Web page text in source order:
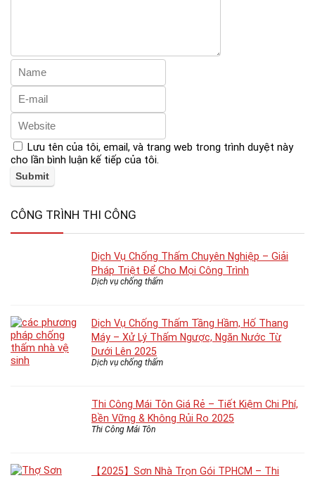
Lưu tên của tôi, email, và trang web trong trình duyệt này
cho lần bình luận kế tiếp của tôi.
CÔNG TRÌNH THI CÔNG
Dịch Vụ Chống Thấm Chuyên Nghiệp – Giải
Pháp Triệt Để Cho Mọi Công Trình
Dịch vụ chống thấm
Dịch Vụ Chống Thấm Tầng Hầm, Hố Thang
Máy – Xử Lý Thấm Ngược, Ngăn Nước Từ
Dưới Lên 2025
Dịch vụ chống thấm
Thi Công Mái Tôn Giá Rẻ – Tiết Kiệm Chi Phí,
Bền Vững & Không Rủi Ro 2025
Thi Công Mái Tôn
【2025】Sơn Nhà Trọn Gói TPHCM – Thi